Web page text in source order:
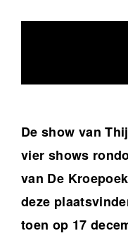
De show van
vier shows
van De
deze
toen op 17